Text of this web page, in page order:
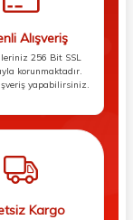
Alışveriş
256 Bit SSL
korunmaktadır.
yapabilirsiniz.
Kargo